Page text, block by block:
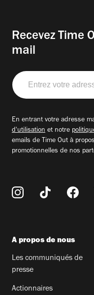
Recevez Time
mail
Entrez
votre
adresse
En entrant votre adresse
d'utilisation et notre
emails de Time Out à
promotionnelles de nos
A propos de nous
Les communiqués de
presse
Actionnaires